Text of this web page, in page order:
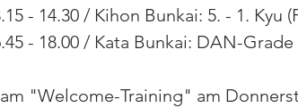
- 14.30 / Kihon Bunkai: 5. - 1. Kyu
- 18.00 / Kata Bunkai: DAN-
"Welcome-Training" am